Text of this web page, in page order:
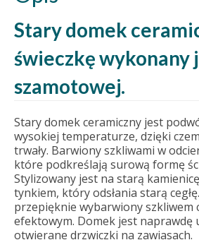
Stary domek
świeczkę wykonany
szamotowej.
Stary domek ceramiczny jest
wysokiej temperaturze, dzięki
trwały. Barwiony szkliwami w
które podkreślają surową formę
Stylizowany jest na starą
tynkiem, który odsłania starą
przepięknie wybarwiony szkliwem
efektowym. Domek jest naprawdę
otwierane drzwiczki na zawiasach.